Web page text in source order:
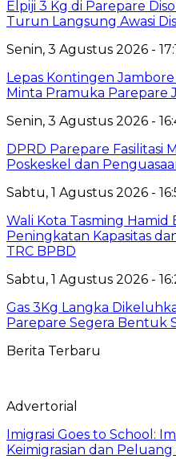
Elpiji 3 Kg di Parepare
Turun Langsung Awasi
Senin, 3 Agustus 2026 -
Lepas Kontingen
Minta Pramuka Parepare
Senin, 3 Agustus 2026 -
DPRD Parepare Fasilitasi
Poskeskel dan
Sabtu, 1 Agustus 2026 -
Wali Kota Tasming Hamid
Peningkatan Kapasitas
TRC BPBD
Sabtu, 1 Agustus 2026 -
Gas 3Kg Langka
Parepare Segera Bentuk
Berita Terbaru
Advertorial
Imigrasi Goes to School:
Keimigrasian dan